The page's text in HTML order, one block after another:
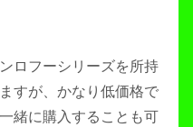
ロフーシリーズを所持
すが、かなり低価格で
緒に購入することも可